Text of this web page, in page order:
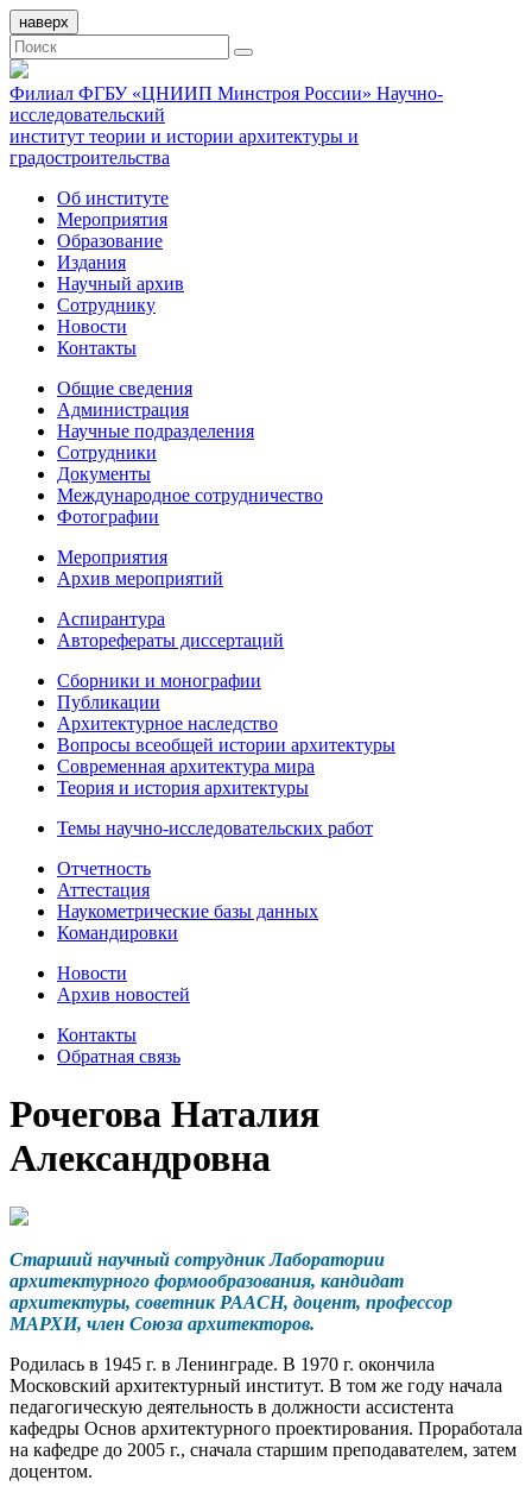
наверх
Филиал ФГБУ «ЦНИИП Минстроя России» Научно-
исследовательский
институт теории и истории архитектуры и
градостроительства
Об институте
Мероприятия
Образование
Издания
Научный архив
Сотруднику
Новости
Контакты
Общие сведения
Администрация
Научные подразделения
Сотрудники
Документы
Международное сотрудничество
Фотографии
Мероприятия
Архив мероприятий
Аспирантура
Авторефераты диссертаций
Сборники и монографии
Публикации
Архитектурное наследство
Вопросы всеобщей истории архитектуры
Современная архитектура мира
Теория и история архитектуры
Темы научно-исследовательских работ
Отчетность
Аттестация
Наукометрические базы данных
Командировки
Новости
Архив новостей
Контакты
Обратная связь
Рочегова Наталия
Александровна
Старший научный сотрудник Лаборатории
архитектурного формообразования, кандидат
архитектуры, советник РААСН, доцент, профессор
МАРХИ, член Союза архитекторов.
Родилась в 1945 г. в Ленинграде. В 1970 г. окончила
Московский архитектурный институт. В том же году начала
педагогическую деятельность в должности ассистента
кафедры Основ архитектурного проектирования. Проработала
на кафедре до 2005 г., сначала старшим преподавателем, затем
доцентом.